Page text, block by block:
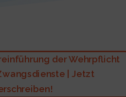
der Wehrpflicht
| Jetzt